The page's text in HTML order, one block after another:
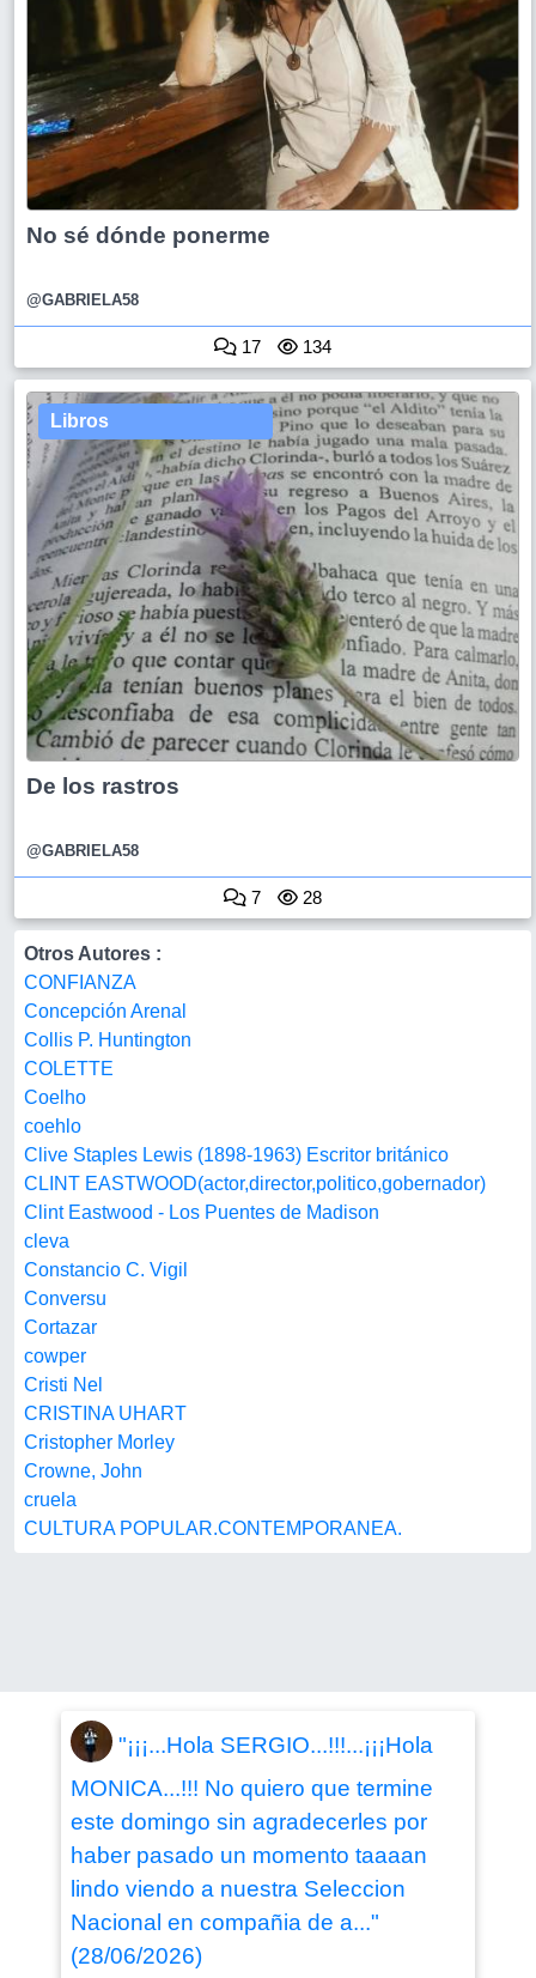
No sé dónde ponerme
@GABRIELA58
17 134
Libros
De los rastros
@GABRIELA58
7 28
Otros Autores :
CONFIANZA
Concepción Arenal
Collis P. Huntington
COLETTE
Coelho
coehlo
Clive Staples Lewis (1898-1963) Escritor británico
CLINT EASTWOOD(actor,director,politico,gobernador)
Clint Eastwood - Los Puentes de Madison
cleva
Constancio C. Vigil
Conversu
Cortazar
cowper
Cristi Nel
CRISTINA UHART
Cristopher Morley
Crowne, John
cruela
CULTURA POPULAR.CONTEMPORANEA.
"¡¡¡...Hola SERGIO...!!!...¡¡¡Hola
MONICA...!!! No quiero que termine
este domingo sin agradecerles por
haber pasado un momento taaaan
lindo viendo a nuestra Seleccion
Nacional en compañia de a..."
(28/06/2026)